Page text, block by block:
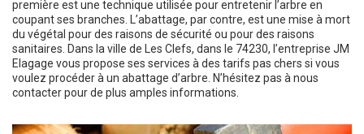
première est une technique utilisée pour entretenir l’arbre en
coupant ses branches. L’abattage, par contre, est une mise à mort
du végétal pour des raisons de sécurité ou pour des raisons
sanitaires. Dans la ville de Les Clefs, dans le 74230, l’entreprise JM
Elagage vous propose ses services à des tarifs pas chers si vous
voulez procéder à un abattage d’arbre. N’hésitez pas à nous
contacter pour de plus amples informations.